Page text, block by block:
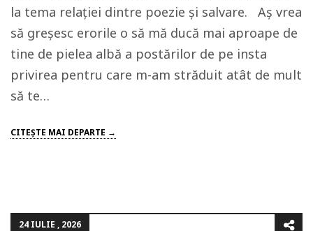
la tema relației dintre poezie și salvare. Aș vrea
să greșesc erorile o să mă ducă mai aproape de
tine de pielea albă a postărilor de pe insta
privirea pentru care m-am străduit atât de mult
să te…
CITEŞTE MAI DEPARTE →
24 IULIE , 2026